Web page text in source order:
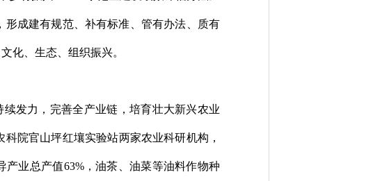
形成建有规范、补有标准、管有办法、质有
化、生态、组织振兴。
发力，完善全产业链， 培育壮大新兴农业
院官山坪红壤实验站两家农业科研机构，
产业总产值63%，油茶、油菜等油料作物种